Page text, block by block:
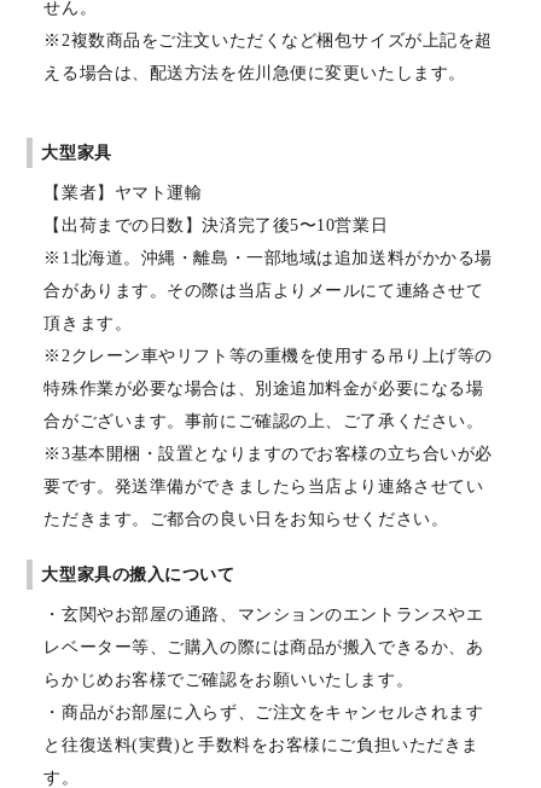
せん。
※2複数商品をご注文いただくなど梱包サイズが上記を超
える場合は、配送方法を佐川急便に変更いたします。
大型家具
【業者】ヤマト運輸
【出荷までの日数】決済完了後5〜10営業日
※1北海道。沖縄・離島・一部地域は追加送料がかかる場
合があります。その際は当店よりメールにて連絡させて
頂きます。
※2クレーン車やリフト等の重機を使用する吊り上げ等の
特殊作業が必要な場合は、別途追加料金が必要になる場
合がございます。事前にご確認の上、ご了承ください。
※3基本開梱・設置となりますのでお客様の立ち合いが必
要です。発送準備ができましたら当店より連絡させてい
ただきます。ご都合の良い日をお知らせください。
大型家具の搬入について
・玄関やお部屋の通路、マンションのエントランスやエ
レベーター等、ご購入の際には商品が搬入できるか、あ
らかじめお客様でご確認をお願いいたします。
・商品がお部屋に入らず、ご注文をキャンセルされます
と往復送料(実費)と手数料をお客様にご負担いただきま
す。